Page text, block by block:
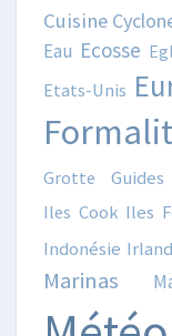
Cuisine
Eau Ecosse
Etats-Unis
Grotte Guides
Iles Cook Iles
Indonésie
Marinas